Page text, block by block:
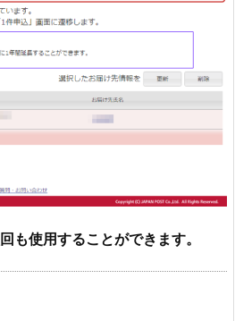
も使用することができます。